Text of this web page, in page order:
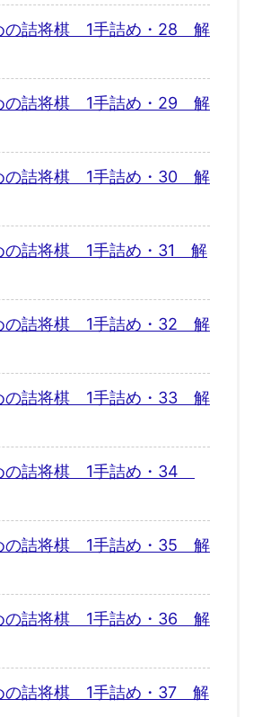
の詰将棋 1手詰め・28 解
の詰将棋 1手詰め・29 解
の詰将棋 1手詰め・30 解
の詰将棋 1手詰め・31 解
の詰将棋 1手詰め・32 解
の詰将棋 1手詰め・33 解
の詰将棋 1手詰め・34
の詰将棋 1手詰め・35 解
の詰将棋 1手詰め・36 解
の詰将棋 1手詰め・37 解